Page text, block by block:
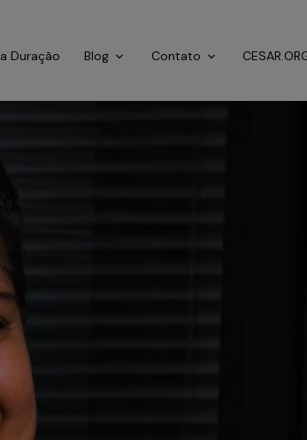
Duração Blog Contato